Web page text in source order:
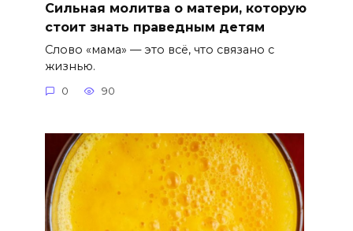
Сильная молитва о матери, которую
стоит знать праведным детям
Слово «мама» — это всё, что связано с
жизнью.
0 90